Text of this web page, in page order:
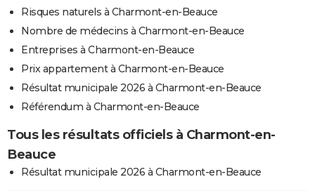
Risques naturels à Charmont-en-Beauce
Nombre de médecins à Charmont-en-Beauce
Entreprises à Charmont-en-Beauce
Prix appartement à Charmont-en-Beauce
Résultat municipale 2026 à Charmont-en-Beauce
Référendum à Charmont-en-Beauce
Tous les résultats officiels à Charmont-en-
Beauce
Résultat municipale 2026 à Charmont-en-Beauce